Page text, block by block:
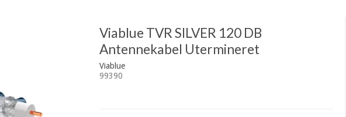
Viablue TVR SILVER 120 DB
Antennekabel Utermineret
Viablue
99390